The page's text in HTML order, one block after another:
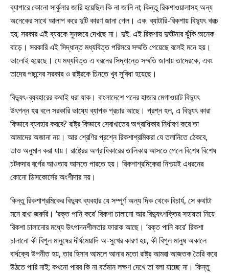
ব্যাপারে কোনো সার্কুলার জারি হয়েছিল কি না জানি না; কিন্তু রিকশাওয়ালাসহ অন্য
অনেকের সাথে আলাপ করে দুটি কারণ জানা গেল। এক. ব্যাটারি-রিকশায় বিদ্যুৎ খরচ
হয়; সরকার এই ব্যয়কে সুনজরে দেখছে না। দুই. এই রিকশায় দুর্ঘটনার ঝুঁকি অনেক
বাড়ে। সরকারি এই সিদ্ধান্ত মধ্যবিত্ত পরিসরে সম্মতি পেয়েছে বলেই মনে হয়।
ভালোই হয়েছে। যে মধ্যবিত্ত এ ধরনের সিদ্ধান্তে সম্মতি জানায় তাদেরকে, এবং
তাদের পছন্দের সরকার ও রাষ্ট্রকে চিনতে খুব সুবিধা হয়েছে।
বিদ্যুৎ-ব্যবহারের কথাই ধরা যাক। বাংলাদেশে পনের হাজার মেগাওয়াট বিদ্যুৎ
উৎপন্ন হয় বলে সরকারি ভাষ্যে ব্যাপক প্রচার আছে। প্রশ্ন হল, এ বিদ্যুৎ কারা
কিভাবে ব্যবহার করবে? রাষ্ট্র কিভাবে সেবাখাতের অগ্রাধিকার নির্ধারণ করে তা
আমাদের অজানা নয়। আর শ্রেণির প্রশ্নে রিকশাশ্রমিকরা যে তলানিতে ঠেকবে,
তাও অনুমান করা যায়। রাষ্ট্রের অগ্রাধিকারের তালিকায় আসতে গেলে বিশেষ বিশেষ
চটকদার বর্গের আওতায় আসতে পারতে হয়। রিকশাশ্রমিকেরা নিশ্চয়ই এধরনের
কোনো ডিসকোর্সের অংশীদার নয়।
কিন্তু রিকশাশ্রমিকের বিদ্যুৎ ব্যবহার যে সম্পূর্ণ অন্য দিক থেকে বিচার্য, সে কথাটা
মনে রাখা জরুরি। ‘রক্ত পানি করে’ রিকশা চালানো আর বিদ্যুৎশক্তির সহায়তা নিয়ে
রিকশা চালানোর মধ্যে উৎপাদনশীলতার ফারাক আছে। ‘রক্ত পানি করে’ রিকশা
চালানো কী বিপুল মানুষের দীর্ঘমেয়াদি অ-সুখের কারণ হয়, কী বিপুল মানুষ অকালে
বার্ধক্যে উপনীত হয়, তার হিসাব আমলে আনার মতো রাষ্ট্র আমরা আজতক তৈরি করে
উঠতে পারি নাই; কখনো পারব কি না বর্তমান লক্ষণ দেখে তা বলা যাচ্ছে না। কিন্তু